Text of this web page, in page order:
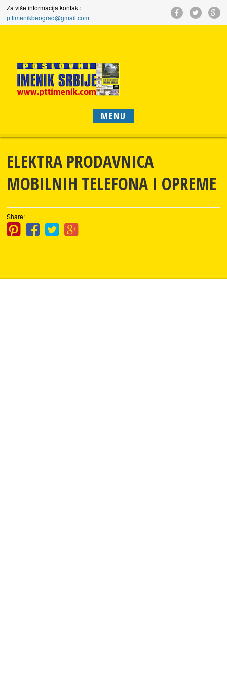
Za više informacija kontakt:
pttimenikbeograd@gmail.com
MENU
ELEKTRA PRODAVNICA
MOBILNIH TELEFONA I OPREME
Share: